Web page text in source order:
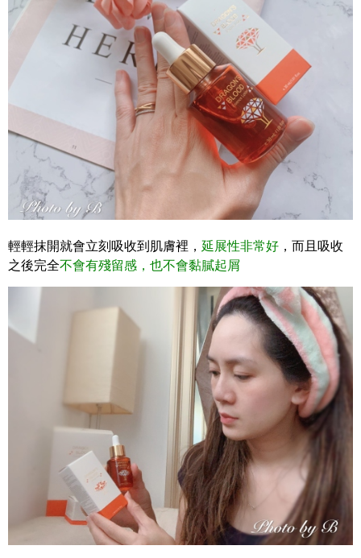
輕輕抹開就會立刻吸收到肌膚裡， 延展性非常好 ， 而且吸收
之後完全不會有殘留感，也不會黏膩起屑